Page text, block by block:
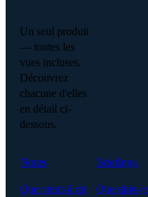
Un seul produit
— toutes les
vues incluses.
Découvrez
chacune d'elles
en détail ci-
dessous.
Notes
Que vient-il de
Briefings
Que dois-je